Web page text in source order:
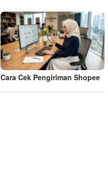
Cara Cek Pengiriman Shopee